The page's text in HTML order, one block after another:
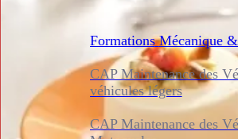
Formations Mécanique
CAP Maintenance des
véhicules légers
CAP Maintenance des